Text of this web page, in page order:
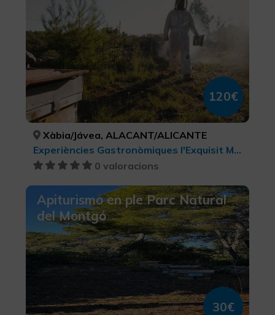
120€
Xàbia/Jávea, ALACANT/ALICANTE
Experiències Gastronòmiques l'Exquisit Mediterrani, Agroturisme, Turisme gastronòmic, Parcs Naturals
0 valoracions
Apiturismo en ple Parc Natural
del Montgó
30€